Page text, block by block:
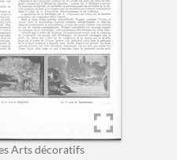
Arts décoratifs